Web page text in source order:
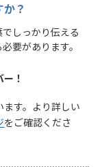
？
しっかり伝える
要があります。
！
す。より詳しい
をご確認くださ